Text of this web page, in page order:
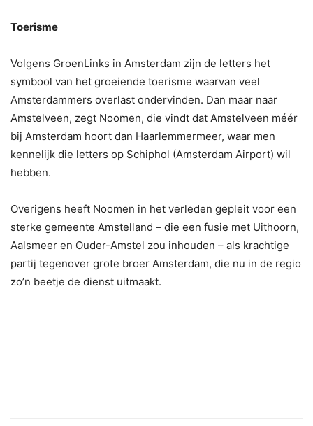
Toerisme
Volgens GroenLinks in Amsterdam zijn de letters het
symbool van het groeiende toerisme waarvan veel
Amsterdammers overlast ondervinden. Dan maar naar
Amstelveen, zegt Noomen, die vindt dat Amstelveen méér
bij Amsterdam hoort dan Haarlemmermeer, waar men
kennelijk die letters op Schiphol (Amsterdam Airport) wil
hebben.
Overigens heeft Noomen in het verleden gepleit voor een
sterke gemeente Amstelland – die een fusie met Uithoorn,
Aalsmeer en Ouder-Amstel zou inhouden – als krachtige
partij tegenover grote broer Amsterdam, die nu in de regio
zo’n beetje de dienst uitmaakt.